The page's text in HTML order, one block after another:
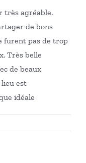
très agréable.
de bons
furent pas de trop
Très belle
de beaux
est
idéale